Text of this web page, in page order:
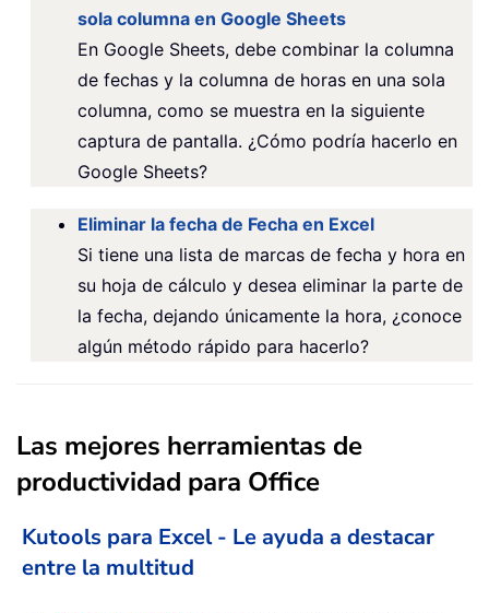
sola columna en Google Sheets
En Google Sheets, debe combinar la columna
de fechas y la columna de horas en una sola
columna, como se muestra en la siguiente
captura de pantalla. ¿Cómo podría hacerlo en
Google Sheets?
Eliminar la fecha de Fecha en Excel
Si tiene una lista de marcas de fecha y hora en
su hoja de cálculo y desea eliminar la parte de
la fecha, dejando únicamente la hora, ¿conoce
algún método rápido para hacerlo?
Las mejores herramientas de
productividad para Office
Kutools para Excel - Le ayuda a destacar
entre la multitud